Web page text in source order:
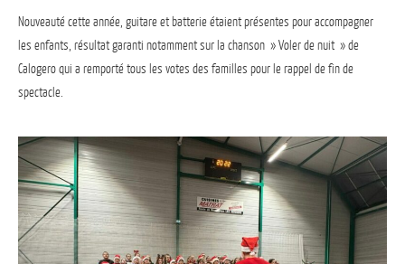
Nouveauté cette année, guitare et batterie étaient présentes pour accompagner
les enfants, résultat garanti notamment sur la chanson » Voler de nuit » de
Calogero qui a remporté tous les votes des familles pour le rappel de fin de
spectacle.